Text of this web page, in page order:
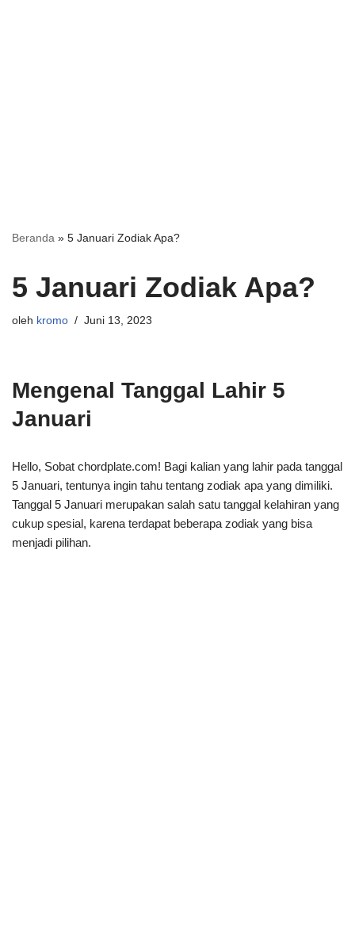
Beranda » 5 Januari Zodiak Apa?
5 Januari Zodiak Apa?
oleh kromo Juni 13, 2023
Mengenal Tanggal Lahir 5
Januari
Hello, Sobat chordplate.com! Bagi kalian yang lahir pada tanggal
5 Januari, tentunya ingin tahu tentang zodiak apa yang dimiliki.
Tanggal 5 Januari merupakan salah satu tanggal kelahiran yang
cukup spesial, karena terdapat beberapa zodiak yang bisa
menjadi pilihan.